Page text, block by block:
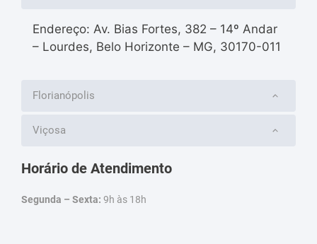
Endereço: Av. Bias Fortes, 382 – 14º Andar
– Lourdes, Belo Horizonte – MG, 30170-011
Florianópolis
Viçosa
Horário de Atendimento
Segunda – Sexta: 9h às 18h